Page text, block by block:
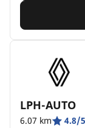
LPH-AUTO
6.07 km 4.8/5